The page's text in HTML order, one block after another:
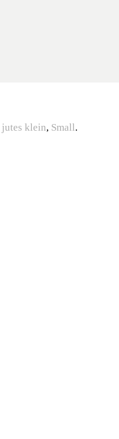
jutes klein, Small.